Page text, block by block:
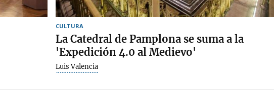
CULTURA
La Catedral de Pamplona se suma a la
'Expedición 4.0 al Medievo'
Luis Valencia